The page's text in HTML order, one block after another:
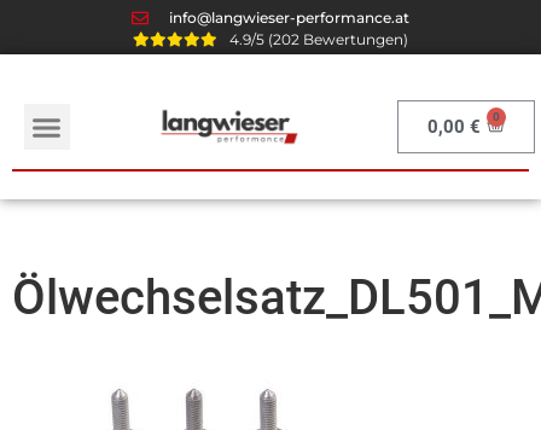
info@langwieser-performance.at
4.9/5 (202 Bewertungen)
0,00€